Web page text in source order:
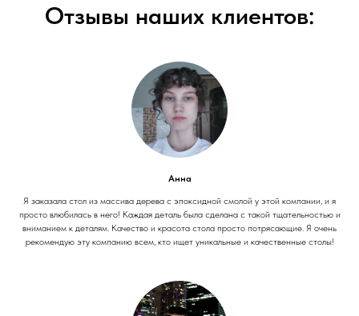
Отзывы наших клиентов:
Анна
Я заказала стол из массива дерева с эпоксидной смолой у этой компании, и я
просто влюбилась в него! Каждая деталь была сделана с такой тщательностью и
вниманием к деталям. Качество и красота стола просто потрясающие. Я очень
рекомендую эту компанию всем, кто ищет уникальные и качественные столы!